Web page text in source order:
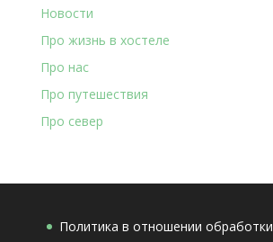
Новости
Про жизнь в хостеле
Про нас
Про путешествия
Про север
Политика в отношении обработки